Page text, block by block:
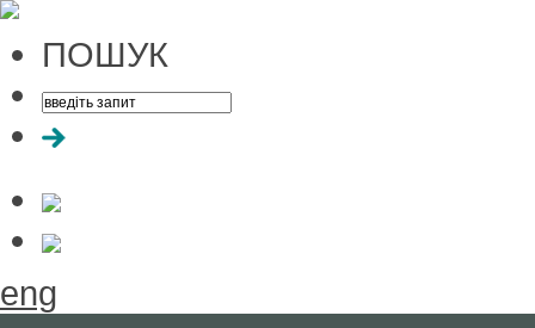
ПОШУК
eng